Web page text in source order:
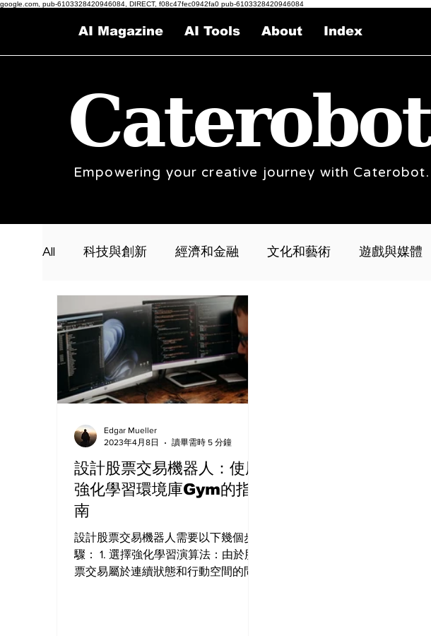
google.com, pub-6103328420946084, DIRECT, f08c47fec0942fa0 pub-6103328420946084
AI Magazine AI Tools About Index
Caterobot
Empowering your creative journey with Caterobot.
All 科技與創新 經濟和金融 文化和藝術 遊戲與媒體
設計股票交易機器人：使用
強化學習環境庫Gym的指
南
設計股票交易機器人需要以下幾個步
驟： 1. 選擇強化學習演算法：由於股
票交易屬於連續狀態和行動空間的問
Edgar Mueller
2023年4月8日
讀畢需時 5 分鐘